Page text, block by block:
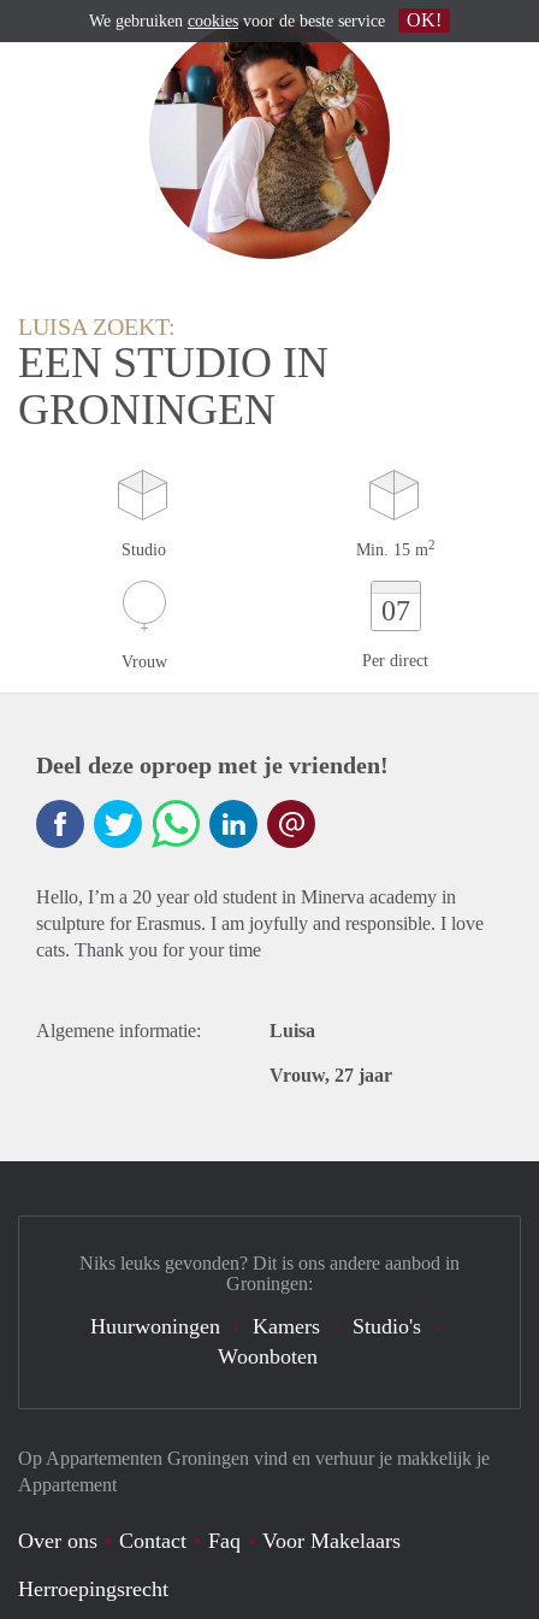
LUISA ZOEKT:
EEN STUDIO IN
GRONINGEN
Studio Min. 15 m2
Vrouw
07
Per direct
Deel deze oproep met je vrienden!
Hello, I’m a 20 year old student in Minerva academy in
sculpture for Erasmus. I am joyfully and responsible. I love
cats. Thank you for your time
Algemene informatie: Luisa
Vrouw, 27 jaar
Op Appartementen Groningen vind en verhuur je makkelijk je
Appartement
Over ons Contact Faq
Voor Makelaars
Herroepingsrecht
Niks leuks gevonden? Dit is ons andere aanbod in
Groningen:
Huurwoningen Kamers
Studio's
Woonboten
We gebruiken cookiesvoor de beste service OK!